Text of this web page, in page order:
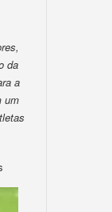
da
a
um